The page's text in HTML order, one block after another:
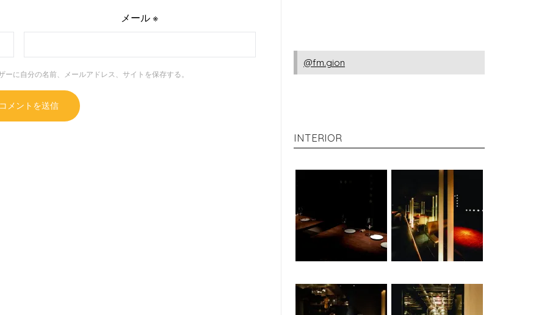
メール※
に自分の名前、メールアドレス、サイトを保存する。
@fm.gion
INTERIOR